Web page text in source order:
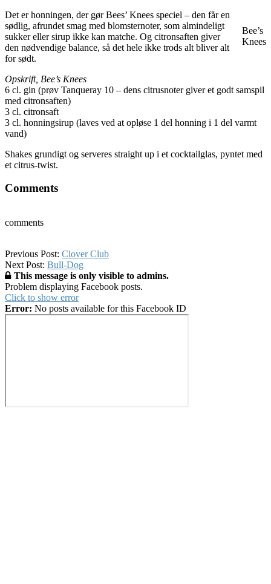
Bee’s
Knees
Det er honningen, der gør Bees’ Knees speciel – den får en
sødlig, afrundet smag med blomsternoter, som almindeligt
sukker eller sirup ikke kan matche. Og citronsaften giver
den nødvendige balance, så det hele ikke trods alt bliver alt
for sødt.
Opskrift, Bee’s Knees
6 cl. gin (prøv Tanqueray 10 – dens citrusnoter giver et godt samspil
med citronsaften)
3 cl. citronsaft
3 cl. honningsirup (laves ved at opløse 1 del honning i 1 del varmt
vand)
Shakes grundigt og serveres straight up i et cocktailglas, pyntet med
et citrus-twist.
Comments
comments
2017-
08-
11
Previous Post: Clover Club
Next Post: Bull-Dog
This message is only visible to admins.
Problem displaying Facebook posts.
Click to show error
Error: No posts available for this Facebook ID